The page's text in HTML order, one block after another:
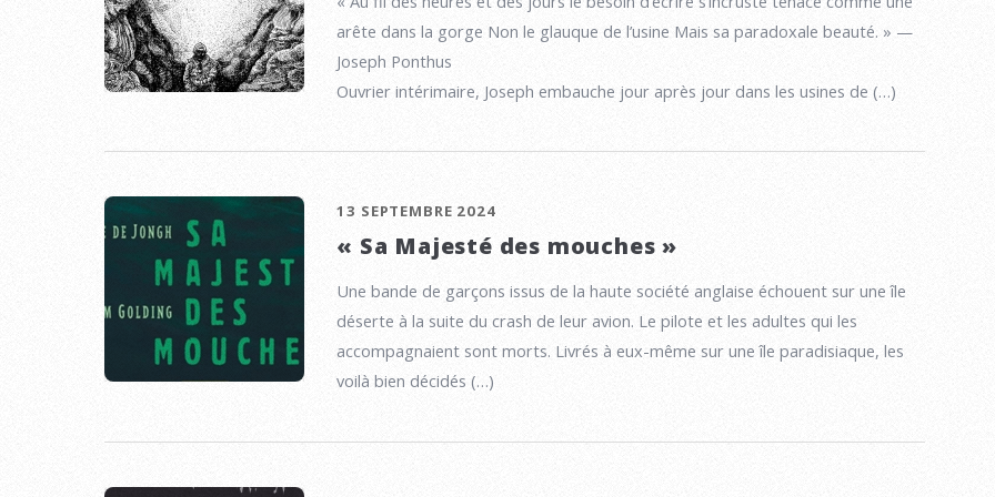
arête dans la gorge Non le glauque de l’usine Mais sa paradoxale beauté. » —
Joseph Ponthus
Ouvrier intérimaire, Joseph embauche jour après jour dans les usines de (…)
13 SEPTEMBRE 2024
« Sa Majesté des mouches »
Une bande de garçons issus de la haute société anglaise échouent sur une île
déserte à la suite du crash de leur avion. Le pilote et les adultes qui les
accompagnaient sont morts. Livrés à eux-même sur une île paradisiaque, les
voilà bien décidés (…)